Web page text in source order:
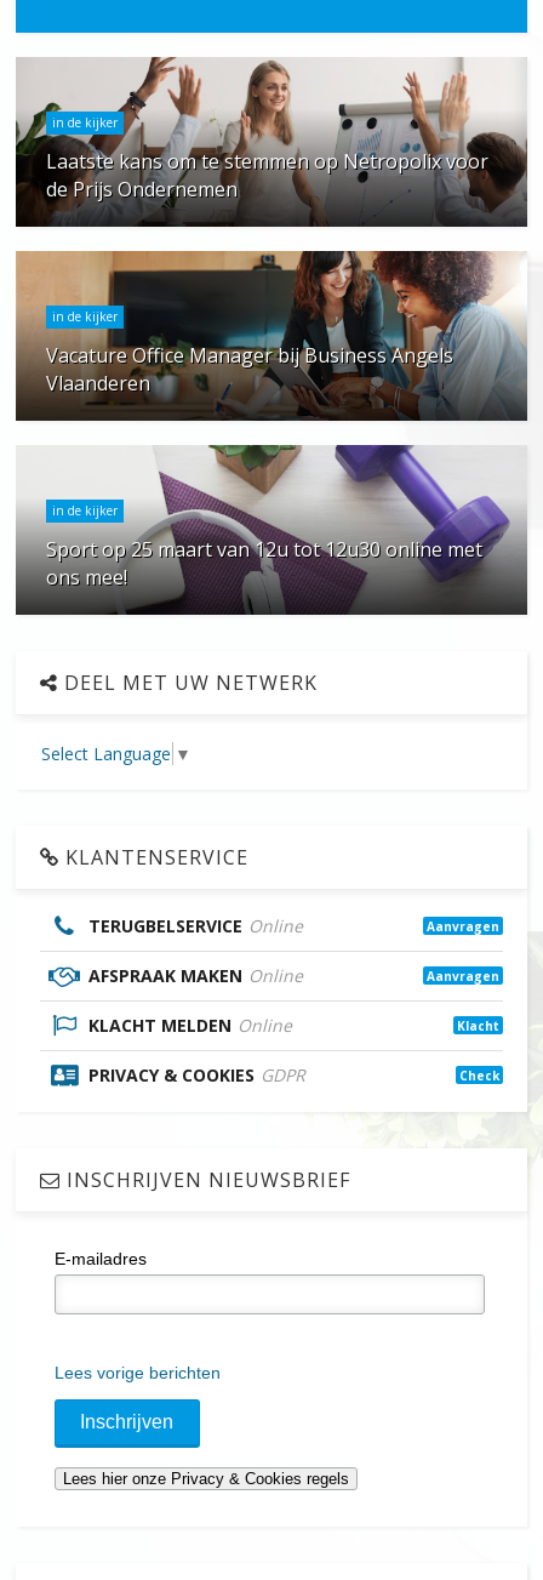
in de kijker
Laatste kans om te stemmen op Netropolix voor
de Prijs Ondernemen
in de kijker
Vacature Office Manager bij Business Angels
Vlaanderen
in de kijker
Sport op 25 maart van 12u tot 12u30 online met
ons mee!
DEEL MET UW NETWERK
Select Language ▼
KLANTENSERVICE
TERUGBELSERVICE Online Aanvragen
AFSPRAAK MAKEN Online Aanvragen
KLACHT MELDEN Online Klacht
PRIVACY & COOKIES GDPR Check
INSCHRIJVEN NIEUWSBRIEF
E-mailadres
Lees vorige berichten